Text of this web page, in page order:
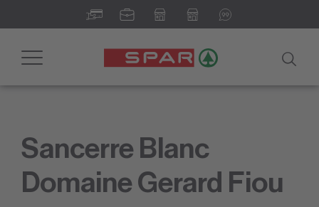
Toggle
Sancerre Blanc
Domaine Gerard Fiou